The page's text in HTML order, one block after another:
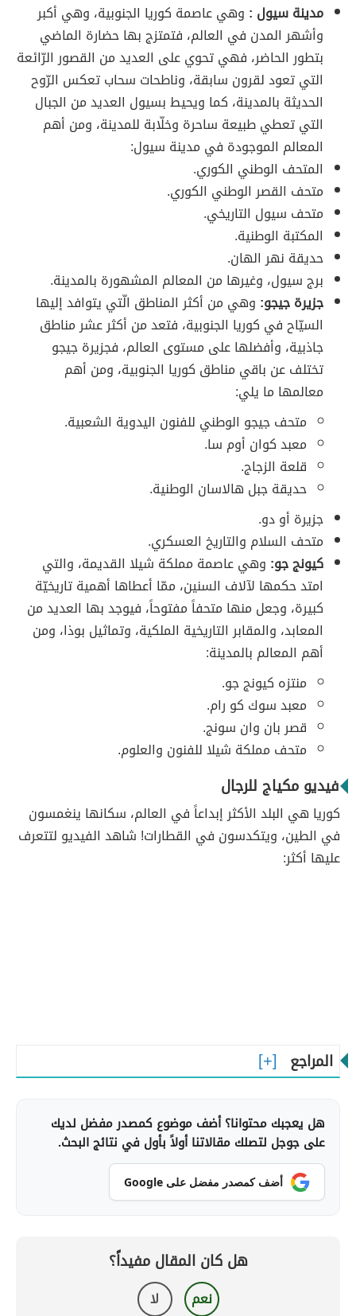
مدينة سيول : وهي عاصمة كوريا الجنوبية، وهي أكبر
وأشهر المدن في العالم، فتمتزج بها حضارة الماضي
بتطور الحاضر، فهي تحوي على العديد من القصور الرّائعة
التي تعود لقرون سابقة، وناطحات سحاب تعكس الرّوح
الحديثة بالمدينة، كما ويحيط بسيول العديد من الجبال
التي تعطي طبيعة ساحرة وخلّابة للمدينة، ومن أهم
المعالم الموجودة في مدينة سيول:
المتحف الوطني الكوري.
متحف القصر الوطني الكوري.
متحف سيول التاريخي.
المكتبة الوطنية.
حديقة نهر الهان.
برج سيول، وغيرها من المعالم المشهورة بالمدينة.
جزيرة جيجو: وهي من أكثر المناطق الّتي يتوافد إليها
السيّاح في كوريا الجنوبية، فتعد من أكثر عشر مناطق
جاذبية، وأفضلها على مستوى العالم، فجزيرة جيجو
تختلف عن باقي مناطق كوريا الجنوبية، ومن أهم
معالمها ما يلي:
متحف جيجو الوطني للفنون اليدوية الشعبية.
معبد كوان أوم سا.
قلعة الزجاج.
حديقة جبل هالاسان الوطنية.
جزيرة أو دو.
متحف السلام والتاريخ العسكري.
كيونج جو: وهي عاصمة مملكة شيلا القديمة، والتي
امتد حكمها لآلاف السنين، ممّا أعطاها أهمية تاريخيّة
كبيرة، وجعل منها متحفاً مفتوحاً، فيوجد بها العديد من
المعابد، والمقابر التاريخية الملكية، وتماثيل بوذا، ومن
أهم المعالم بالمدينة:
منتزه كيونج جو.
معبد سوك كو رام.
قصر بان وان سونج.
متحف مملكة شيلا للفنون والعلوم.
فيديو مكياج للرجال
كوريا هي البلد الأكثر إبداعاً في العالم، سكانها ينغمسون
في الطين، ويتكدسون في القطارات! شاهد الفيديو لتتعرف
عليها أكثر:
المراجع
هل يعجبك محتوانا؟ أضف موضوع كمصدر مفضل لديك
على جوجل لتصلك مقالاتنا أولاً بأول في نتائج البحث.
أضف كمصدر مفضل على Google
هل كان المقال مفيداً؟
نعم لا